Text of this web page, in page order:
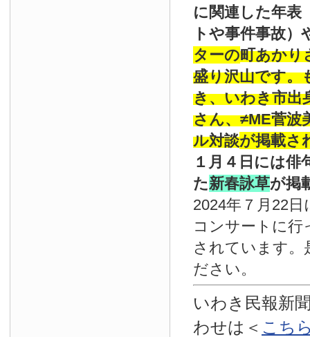
に関連した年表
トや事件事故）
ターの町あかり
盛り沢山です。
き、いわき市出
さん、≠ME菅波
ル対談が掲載さ
１月４日には俳
た新春詠草が掲
2024年７月22
コンサートに行
されています。
ださい。
いわき民報新
わせは ＜ こち